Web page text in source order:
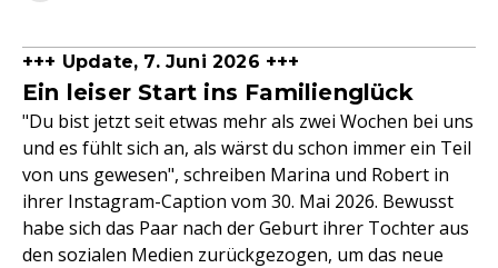
+++ Update, 7. Juni 2026 +++
Ein leiser Start ins Familienglück
"Du bist jetzt seit etwas mehr als zwei Wochen bei uns
und es fühlt sich an, als wärst du schon immer ein Teil
von uns gewesen", schreiben Marina und Robert in
ihrer Instagram-Caption vom 30. Mai 2026. Bewusst
habe sich das Paar nach der Geburt ihrer Tochter aus
den sozialen Medien zurückgezogen, um das neue